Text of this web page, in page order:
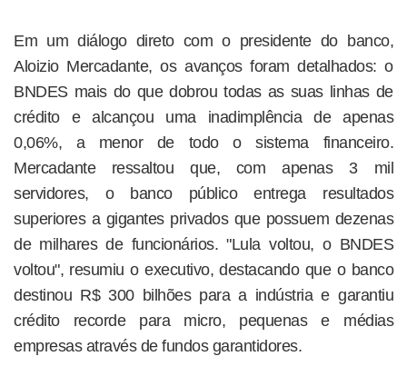
Em um diálogo direto com o presidente do banco,
Aloizio Mercadante, os avanços foram detalhados: o
BNDES mais do que dobrou todas as suas linhas de
crédito e alcançou uma inadimplência de apenas
0,06%, a menor de todo o sistema financeiro.
Mercadante ressaltou que, com apenas 3 mil
servidores, o banco público entrega resultados
superiores a gigantes privados que possuem dezenas
de milhares de funcionários. "Lula voltou, o BNDES
voltou", resumiu o executivo, destacando que o banco
destinou R$ 300 bilhões para a indústria e garantiu
crédito recorde para micro, pequenas e médias
empresas através de fundos garantidores.